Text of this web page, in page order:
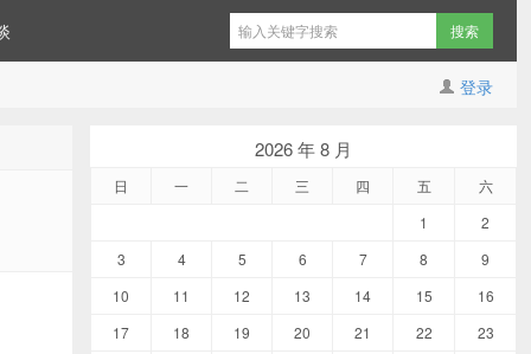
登录
2026 年 8 月
日 一 二 三 四 五
六
1
2
3
4 5 6 7 8
9
10
11 12 13 14 15
16
17
18 19 20 21 22
23